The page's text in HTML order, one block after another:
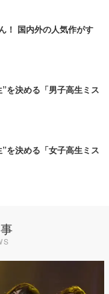
！ 国内外の人気作がす
を決める「男子高生ミス
を決める「女子高生ミス